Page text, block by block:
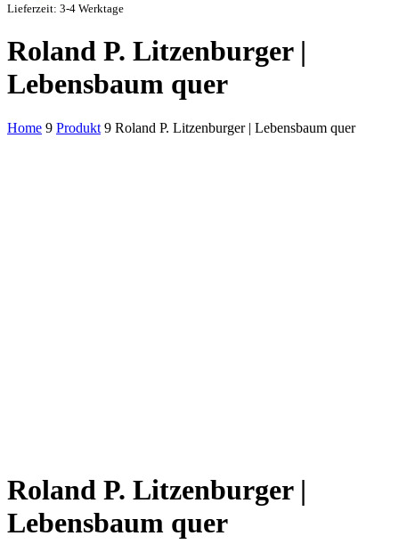
Lieferzeit: 3-4 Werktage
Roland P. Litzenburger |
Lebensbaum quer
Home 9 Produkt 9 Roland P. Litzenburger | Lebensbaum quer
Roland P. Litzenburger |
Lebensbaum quer